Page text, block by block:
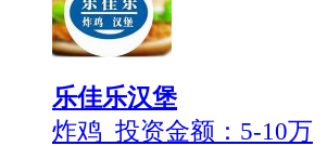
乐佳乐汉堡
炸鸡 投资金额： 5-10万